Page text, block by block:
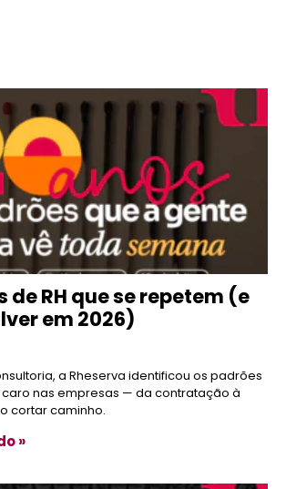
de RH que se repetem (e
em 2026)
a Rheserva identificou os padrões
nas empresas — da contratação à
cortar caminho.
»